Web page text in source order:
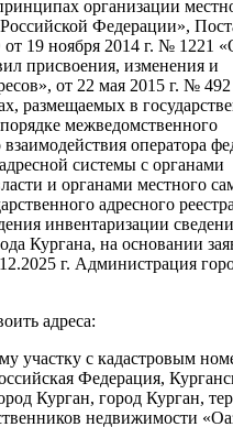
организации
Федерации»,
19 ноября 2014 г. № 1221
присвоения, изменения и
от 22 мая 2015 г. №
размещаемых в
межведомственного
оператора
системы с органами
и органами местного
адресного
инвентаризации
Кургана, на основании
г. Администрация
адреса:
участку с кадастровым
Федерация,
Курган, город Курган,
недвижимости